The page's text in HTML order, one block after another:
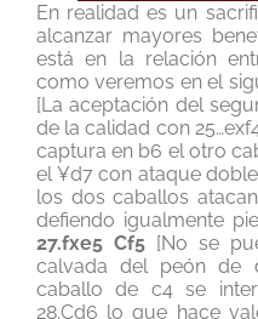
En realidad es un
alcanzar mayores
está en la relación
como veremos en el
[La aceptación del
de la calidad con
captura en b6 el otro
el ¥d7 con ataque
los dos caballos
defiendo igualmente
27.fxe5 Cf5 [No se
calvada del peón de
caballo de c4 se
28.Cd6 lo que hace